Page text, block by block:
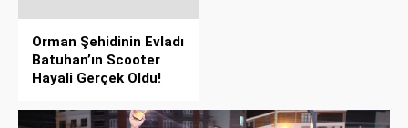
Orman Şehidinin Evladı
Batuhan’ın Scooter
Hayali Gerçek Oldu!